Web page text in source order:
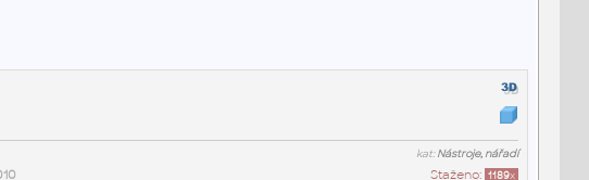
kat:Nástroje, nářadí
Staženo: 1189x